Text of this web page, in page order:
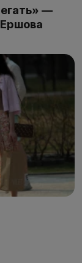
—